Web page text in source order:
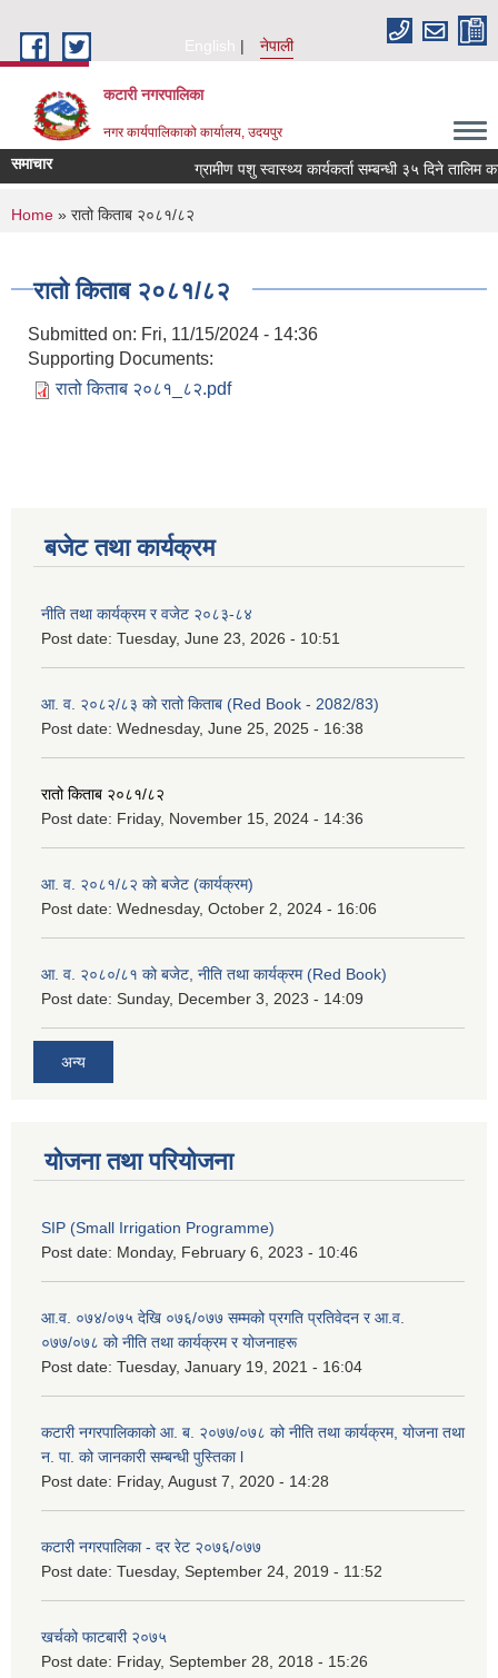
English
नेपाली
कटारी नगरपालिका
नगर कार्यपालिकाको कार्यालय, उदयपुर
समाचार ग्रामीण पशु स्वास्थ्य कार्यकर्ता सम्बन्धी ३५ दिने तालिम
You are here
Home » रातो किताब २०८१/८२
रातो किताब २०८१/८२
Submitted on: Fri, 11/15/2024 - 14:36
Supporting Documents:
रातो किताब २०८१_८२.pdf
बजेट तथा कार्यक्रम
नीति तथा कार्यक्रम र वजेट २०८३-८४
Post date: Tuesday, June 23, 2026 - 10:51
आ. व. २०८२/८३ को रातो किताब (Red Book - 2082/83)
Post date: Wednesday, June 25, 2025 - 16:38
रातो किताब २०८१/८२
Post date: Friday, November 15, 2024 - 14:36
आ. व. २०८१/८२ को बजेट (कार्यक्रम)
Post date: Wednesday, October 2, 2024 - 16:06
आ. व. २०८०/८१ को बजेट, नीति तथा कार्यक्रम (Red Book)
Post date: Sunday, December 3, 2023 - 14:09
अन्य
योजना तथा परियोजना
SIP (Small Irrigation Programme)
Post date: Monday, February 6, 2023 - 10:46
आ.व. ०७४/०७५ देखि ०७६/०७७ सम्मको प्रगति प्रतिवेदन र आ.व.
०७७/०७८ को नीति तथा कार्यक्रम र योजनाहरू
Post date: Tuesday, January 19, 2021 - 16:04
कटारी नगरपालिकाको आ. ब. २०७७/०७८ को नीति तथा कार्यक्रम, योजना तथा
न. पा. को जानकारी सम्बन्धी पुस्तिका l
Post date: Friday, August 7, 2020 - 14:28
कटारी नगरपालिका - दर रेट २०७६/०७७
Post date: Tuesday, September 24, 2019 - 11:52
खर्चको फाटबारी २०७५
Post date: Friday, September 28, 2018 - 15:26